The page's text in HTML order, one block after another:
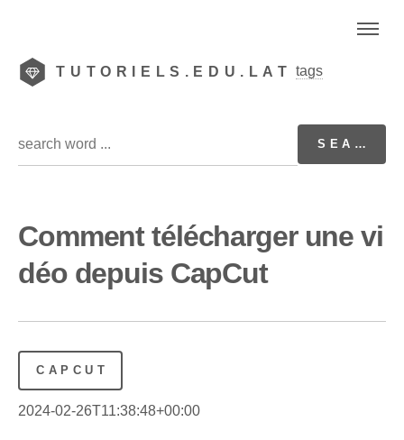
TUTORIELS.EDU.LAT tags
Comment télécharger une vi
déo depuis CapCut
CAPCUT
2024-02-26T11:38:48+00:00